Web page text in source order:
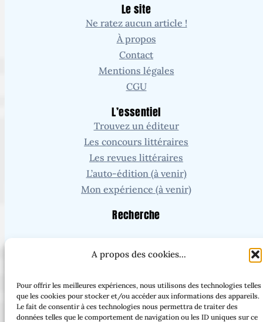
A propos des cookies...
Pour offrir les meilleures expériences, nous utilisons des technologies telles
que les cookies pour stocker et/ou accéder aux informations des appareils.
Le fait de consentir à ces technologies nous permettra de traiter des
données telles que le comportement de navigation ou les ID uniques sur ce
Le site
Ne ratez aucun article !
À propos
Contact
Mentions légales
CGU
L’essentiel
Trouvez un éditeur
Les concours littéraires
Les revues littéraires
L’auto-édition (à venir)
Mon expérience (à venir)
Recherche
Facebook Threads InstagramBluesky